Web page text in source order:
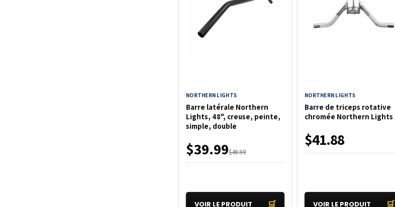
NORTHERN LIGHTS
Barre latérale Northern
Lights, 48", creuse, peinte,
simple, double
$49.99
$39.99
VOIR LE PRODUIT 🛒
NORTHERN LIGHTS
Barre de triceps rotative
chromée Northern Lights
$41.88
VOIR LE PRODUIT 🛒